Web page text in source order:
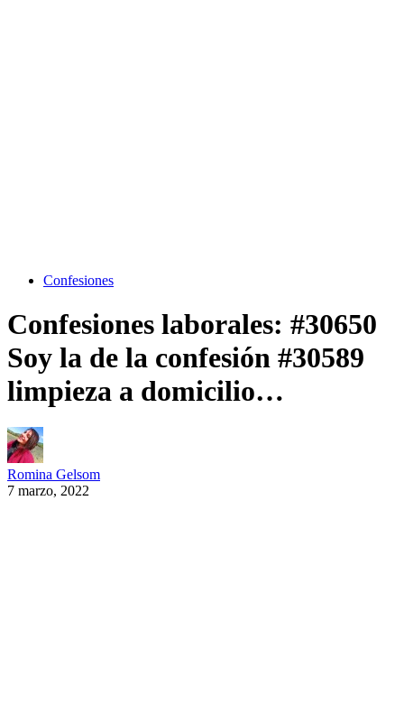
Confesiones
Confesiones laborales: #30650
Soy la de la confesión #30589
limpieza a domicilio…
Romina Gelsom
7 marzo, 2022